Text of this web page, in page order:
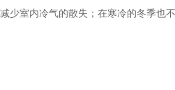
减少室内冷气的散失；在寒冷的冬季也